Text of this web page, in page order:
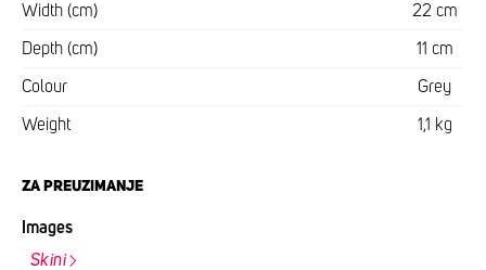
Width (cm) 22 cm
Depth (cm) 11 cm
Colour Grey
Weight 1,1 kg
ZA PREUZIMANJE
Images
Skini